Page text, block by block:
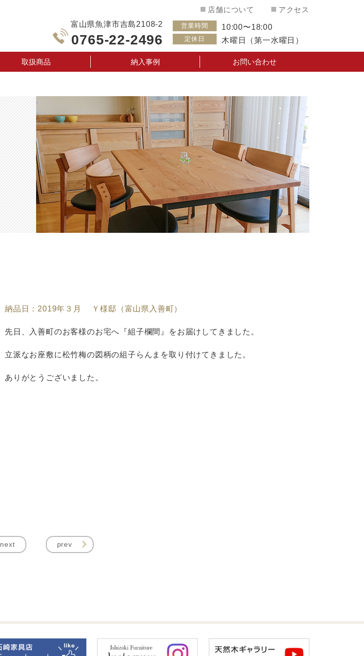
店舗について
アクセス
富山県魚津市吉島2108-2
0765-22-2496
営業時間 10:00〜18:00
定休日 木曜日（第一水曜日）
取扱商品 納入事例 お問い合わせ
納品日：2019年３月 Ｙ様邸（富山県入善町）
先日、入善町のお客様のお宅へ『組子欄間』をお届けしてきました。
立派なお座敷に松竹梅の図柄の組子らんまを取り付けてきました。
ありがとうございました。
next prev